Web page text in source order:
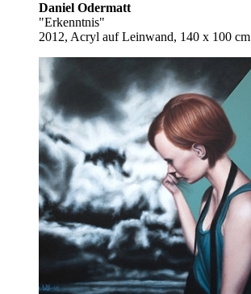
Daniel Odermatt
"Erkenntnis"
2012, Acryl auf Leinwand, 140 x 100 cm